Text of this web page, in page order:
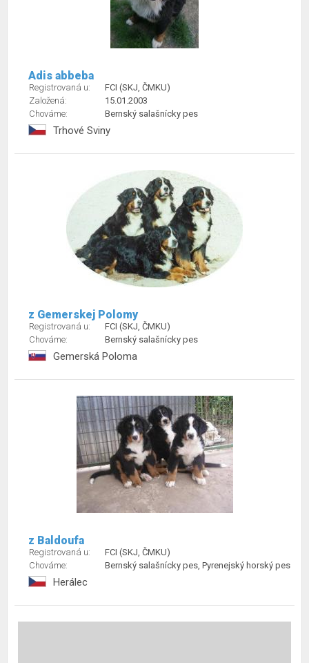
Adis abbeba
Registrovaná u:
FCI (SKJ, ČMKU)
Založená:
15.01.2003
Chováme:
Bernský salašnícky pes
Trhové Sviny
z Gemerskej Polomy
Registrovaná u:
FCI (SKJ, ČMKU)
Chováme:
Bernský salašnícky pes
Gemerská Poloma
z Baldoufa
Registrovaná u:
FCI (SKJ, ČMKU)
Chováme:
Bernský salašnícky pes, Pyrenejský horský pes
Herálec